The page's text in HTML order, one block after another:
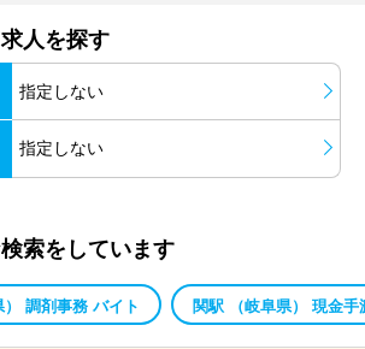
人を探す
指定しない
指定しない
索をしています
調剤事務 バイト 関駅 （岐阜県） 現金手